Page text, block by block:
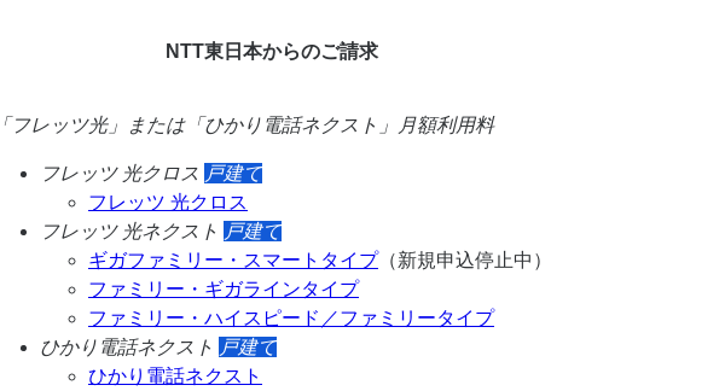
NTT東日本からのご請求
「フレッツ光」または「ひかり電話ネクスト」月額利用料
フレッツ 光クロス 戸建て
フレッツ 光クロス
フレッツ 光ネクスト
戸建て
ギガファミリー・スマートタイプ（新規申込停止中）
ファミリー・ギガラインタイプ
ファミリー・ハイスピード／ファミリータイプ
ひかり電話ネクスト
戸建て
ひかり電話ネクスト